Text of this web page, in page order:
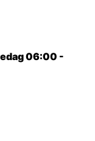
06:00 -